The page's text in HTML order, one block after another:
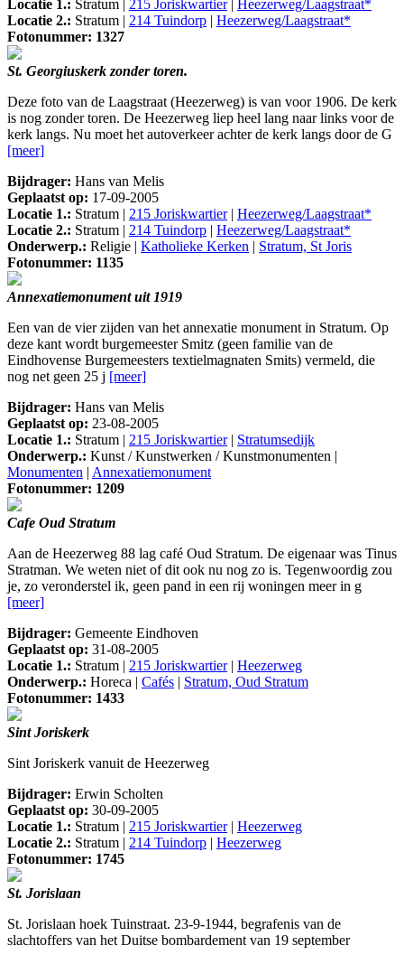
Locatie 1.: Stratum | 215 Joriskwartier| Heezerweg/Laagstraat*
Locatie 2.: Stratum | 214 Tuindorp | Heezerweg/Laagstraat*
Fotonummer: 1327
St. Georgiuskerk zonder toren.
Deze foto van de Laagstraat (Heezerweg) is van voor 1906. De kerk
is nog zonder toren. De Heezerweg liep heel lang naar links voor de
kerk langs. Nu moet het autoverkeer achter de kerk langs door de G
[meer]
Bijdrager: Hans van Melis
Geplaatst op: 17-09-2005
Locatie 1.: Stratum | 215 Joriskwartier| Heezerweg/Laagstraat*
Locatie 2.: Stratum | 214 Tuindorp | Heezerweg/Laagstraat*
Onderwerp.: Religie | Katholieke Kerken | Stratum, St Joris
Fotonummer: 1135
Annexatiemonument uit 1919
Een van de vier zijden van het annexatie monument in Stratum. Op
deze kant wordt burgemeester Smitz (geen familie van de
Eindhovense Burgemeesters textielmagnaten Smits) vermeld, die
nog net geen 25 j [meer]
Bijdrager: Hans van Melis
Geplaatst op: 23-08-2005
Locatie 1.: Stratum | 215 Joriskwartier| Stratumsedijk
Onderwerp.: Kunst / Kunstwerken / Kunstmonumenten |
Monumenten | Annexatiemonument
Fotonummer: 1209
Cafe Oud Stratum
Aan de Heezerweg 88 lag café Oud Stratum. De eigenaar was Tinus
Stratman. We weten niet of dit ook nu nog zo is. Tegenwoordig zou
je, zo veronderstel ik, geen pand in een rij woningen meer in g
[meer]
Bijdrager: Gemeente Eindhoven
Geplaatst op: 31-08-2005
Locatie 1.: Stratum | 215 Joriskwartier| Heezerweg
Onderwerp.: Horeca | Cafés | Stratum, Oud Stratum
Fotonummer: 1433
Sint Joriskerk
Sint Joriskerk vanuit de Heezerweg
Bijdrager: Erwin Scholten
Geplaatst op: 30-09-2005
Locatie 1.: Stratum | 215 Joriskwartier| Heezerweg
Locatie 2.: Stratum | 214 Tuindorp | Heezerweg
Fotonummer: 1745
St. Jorislaan
St. Jorislaan hoek Tuinstraat. 23-9-1944, begrafenis van de
slachtoffers van het Duitse bombardement van 19 september